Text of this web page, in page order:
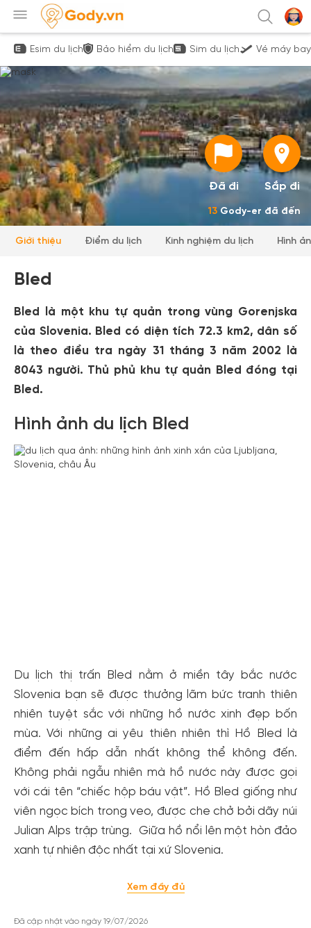
Esim du lịch Bảo hiểm du lịch Sim du lịch Vé máy bay
Đã đi Sắp đi
13Gody-er đã đến
Giới thiệu Điểm du lịch Kinh nghiệm du lịch Hình
Bled
Bled là một khu tự quản trong vùng Gorenjska
của Slovenia. Bled có diện tích 72.3 km2, dân số
là theo điều tra ngày 31 tháng 3 năm 2002 là
8043 người. Thủ phủ khu tự quản Bled đóng tại
Bled.
Hình ảnh du lịch Bled
Du lịch thị trấn Bled nằm ở miền tây bắc nước
Slovenia bạn sẽ được thưởng lãm bức tranh thiên
nhiên tuyệt sắc với những hồ nước xinh đẹp bốn
mùa. Với những ai yêu thiên nhiên thì Hồ Bled là
điểm đến hấp dẫn nhất không thể không đến.
Không phải ngẫu nhiên mà hồ nước này được gọi
với cái tên “chiếc hộp báu vật”. Hồ Bled giống như
viên ngọc bích trong veo, được che chở bởi dãy núi
Julian Alps trập trùng. Giữa hồ nổi lên một hòn đảo
xanh tự nhiên độc nhất tại xứ Slovenia.
Xem đầy đủ
Đã cập nhật vào ngày 19/07/2026